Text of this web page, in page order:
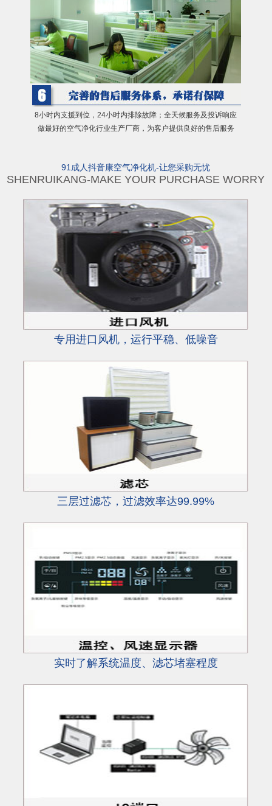
8小时内支援到位，24小时内排除故障；全天候服务及投诉响应
做最好的空气净化行业生产厂商，为客户提供良好的售后服务
91成人抖音康空气净化机-让您采购无忧
SHENRUIKANG-MAKE YOUR PURCHASE WORRY
专用进口风机，运行平稳、低噪音
三层过滤芯，过滤效率达99.99%
实时了解系统温度、滤芯堵塞程度